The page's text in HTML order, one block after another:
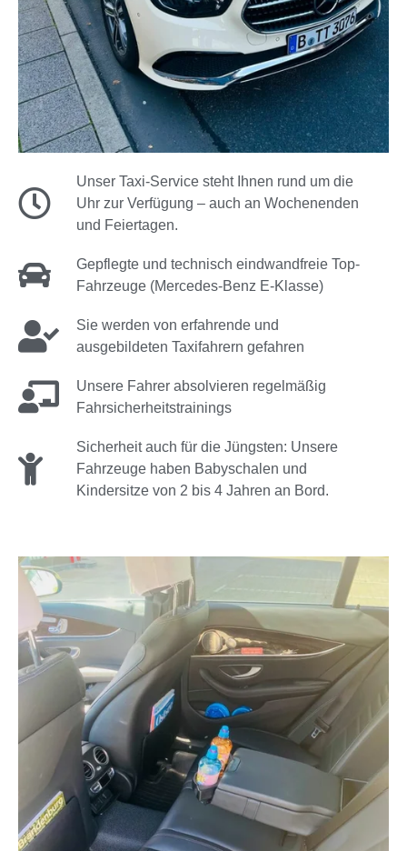
Unser Taxi-Service steht Ihnen rund um die
Uhr zur Verfügung – auch an Wochenenden
und Feiertagen.
Gepflegte und technisch eindwandfreie Top-
Fahrzeuge (Mercedes-Benz E-Klasse)
Sie werden von erfahrende und
ausgebildeten Taxifahrern gefahren
Unsere Fahrer absolvieren regelmäßig
Fahrsicherheitstrainings
Sicherheit auch für die Jüngsten: Unsere
Fahrzeuge haben Babyschalen und
Kindersitze von 2 bis 4 Jahren an Bord.